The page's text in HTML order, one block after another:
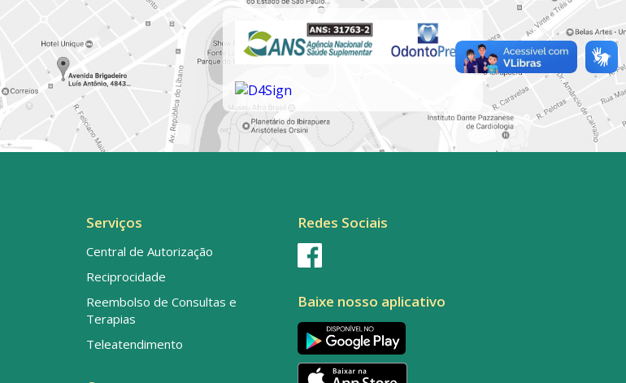
Serviços
Central de Autorização
Reciprocidade
Reembolso de Consultas e
Terapias
Teleatendimento
Redes Sociais
Baixe nosso aplicativo